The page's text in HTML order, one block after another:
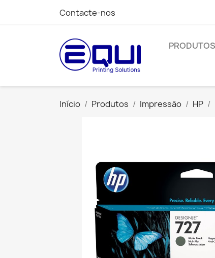
Contacte-nos
PRODUTOS
Início Produtos Impressão HP